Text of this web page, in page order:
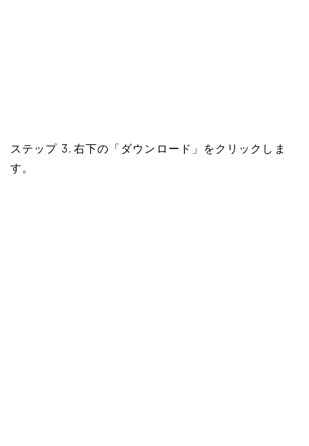
ステップ 3. 右下の「ダウンロード」をクリックしま
す。